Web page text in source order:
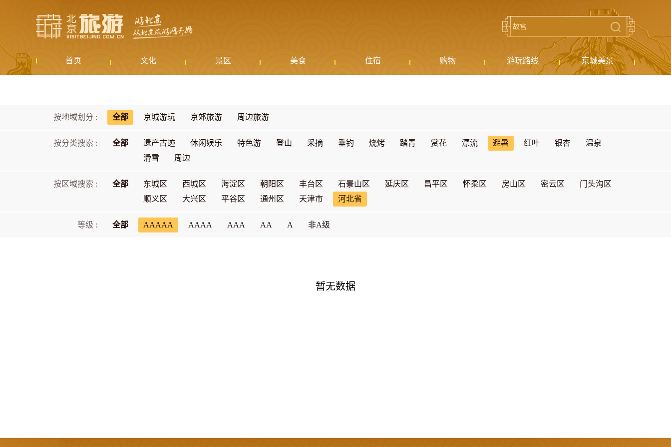
首页 文化 景区 美食 住宿 购物 游玩路线 京城美景
按地域划分 : 全部 京城游玩 京郊旅游 周边旅游
按分类搜索 : 全部 遗产古迹 休闲娱乐 特色游 登山 采摘 垂钓 烧烤 踏青 赏花 漂流 避暑 红叶 银杏
温泉
滑雪
周边
按区域搜索 : 全部 东城区 西城区 海淀区 朝阳区 丰台区 石景山区 延庆区 昌平区 怀柔区 房山区 密云区
门头沟区
顺义区
大兴区 平谷区 通州区 天津市 河北省
等级 : 全部 AAAAA AAAA AAA AA A 非A级
暂无数据